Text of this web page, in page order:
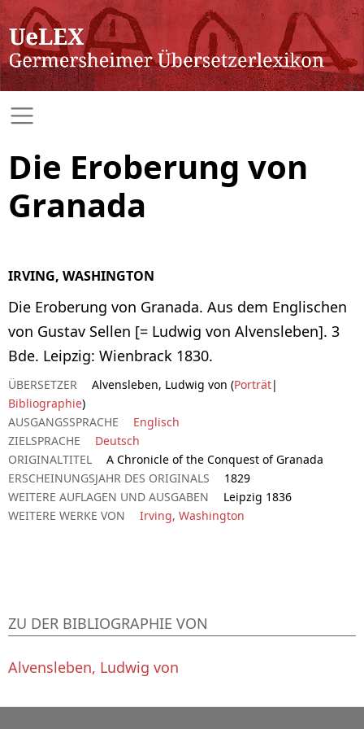
Die Eroberung von
Granada
IRVING, WASHINGTON
Die Eroberung von Granada. Aus dem Englischen
von Gustav Sellen [= Ludwig von Alvensleben]. 3
Bde. Leipzig: Wienbrack 1830.
ÜBERSETZER Alvensleben, Ludwig von (Porträt|
Bibliographie)
AUSGANGSSPRACHE
Englisch
ZIELSPRACHE
Deutsch
ORIGINALTITEL
A Chronicle of the Conquest of Granada
ERSCHEINUNGSJAHR DES ORIGINALS
1829
WEITERE AUFLAGEN UND AUSGABEN
Leipzig 1836
WEITERE WERKE VON
Irving, Washington
ZU DER BIBLIOGRAPHIE VON
Alvensleben, Ludwig von